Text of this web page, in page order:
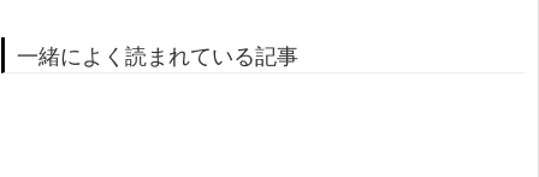
一緒によく読まれている記事